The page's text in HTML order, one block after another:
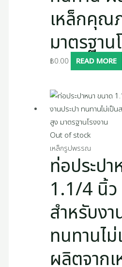
เหล็กคุณ
มาตรฐาน
฿0.00 READ MORE
Out of stock
เหล็กรูปพรรณ
ท่อประป
1.1/4 นิ้ว
สำหรับงา
ทนทานไ
ผลิตจาก